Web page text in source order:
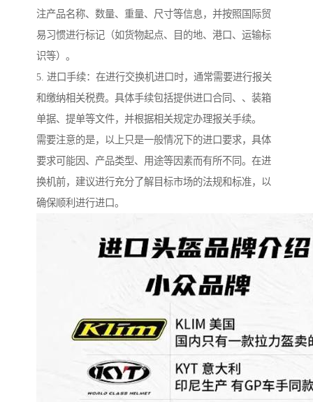
注产品名称、数量、重量、尺寸等信息，并按照国际贸
易习惯进行标记（如货物起点、目的地、港口、运输标
识等）。
5. 进口手续：在进行交换机进口时，通常需要进行报关
和缴纳相关税费。具体手续包括提供进口合同、、装箱
单据、提单等文件，并根据相关规定办理报关手续。
需要注意的是，以上只是一般情况下的进口要求，具体
要求可能因、产品类型、用途等因素而有所不同。在进
换机前，建议进行充分了解目标市场的法规和标准，以
确保顺利进行进口。